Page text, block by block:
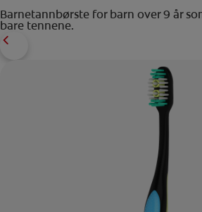
Barnetannbørste for barn over 9 år
bare tennene.